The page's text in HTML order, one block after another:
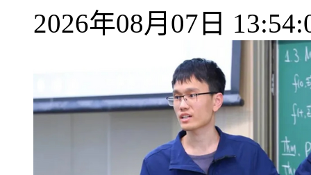
2026年08月07日